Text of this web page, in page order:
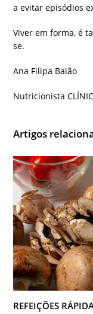
a evitar episódios
Viver em forma, é
se.
Ana Filipa Baião
Nutricionista
Artigos
REFEIÇÕES